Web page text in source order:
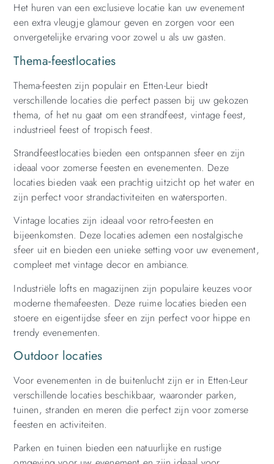
Het huren van een exclusieve locatie kan uw evenement
een extra vleugje glamour geven en zorgen voor een
onvergetelijke ervaring voor zowel u als uw gasten.
Thema-feestlocaties
Thema-feesten zijn populair en Etten-Leur biedt
verschillende locaties die perfect passen bij uw gekozen
thema, of het nu gaat om een strandfeest, vintage feest,
industrieel feest of tropisch feest.
Strandfeestlocaties bieden een ontspannen sfeer en zijn
ideaal voor zomerse feesten en evenementen. Deze
locaties bieden vaak een prachtig uitzicht op het water en
zijn perfect voor strandactiviteiten en watersporten.
Vintage locaties zijn ideaal voor retro-feesten en
bijeenkomsten. Deze locaties ademen een nostalgische
sfeer uit en bieden een unieke setting voor uw evenement,
compleet met vintage decor en ambiance.
Industriële lofts en magazijnen zijn populaire keuzes voor
moderne themafeesten. Deze ruime locaties bieden een
stoere en eigentijdse sfeer en zijn perfect voor hippe en
trendy evenementen.
Outdoor locaties
Voor evenementen in de buitenlucht zijn er in Etten-Leur
verschillende locaties beschikbaar, waaronder parken,
tuinen, stranden en meren die perfect zijn voor zomerse
feesten en activiteiten.
Parken en tuinen bieden een natuurlijke en rustige